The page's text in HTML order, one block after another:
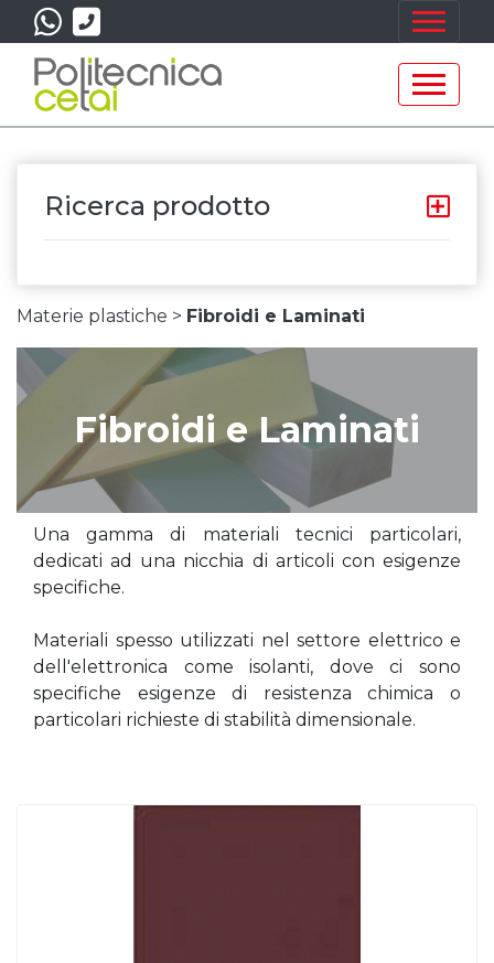
Ricerca prodotto
Materie plastiche > Fibroidi e Laminati
Fibroidi e Laminati
Una gamma di materiali tecnici particolari,
dedicati ad una nicchia di articoli con esigenze
specifiche.
Materiali spesso utilizzati nel settore elettrico e
dell'elettronica come isolanti, dove ci sono
specifiche esigenze di resistenza chimica o
particolari richieste di stabilità dimensionale.